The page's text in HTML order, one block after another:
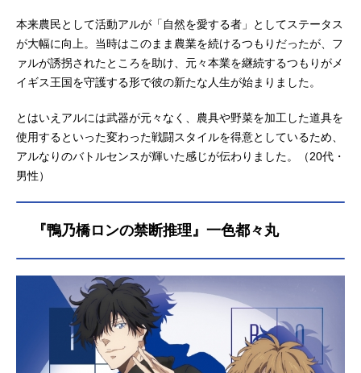
本来農民として活動アルが「自然を愛する者」としてステータス
が大幅に向上。当時はこのまま農業を続けるつもりだったが、フ
ァルが誘拐されたところを助け、元々本業を継続するつもりがメ
イギス王国を守護する形で彼の新たな人生が始まりました。
とはいえアルには武器が元々なく、農具や野菜を加工した道具を
使用するといった変わった戦闘スタイルを得意としているため、
アルなりのバトルセンスが輝いた感じが伝わりました。（20代・
男性）
『鴨乃橋ロンの禁断推理』一色都々丸